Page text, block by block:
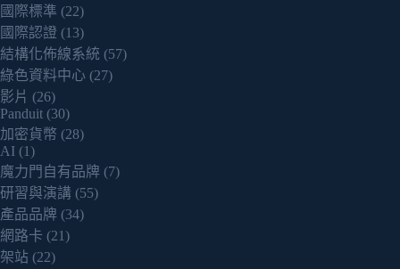
國際標準 (22)
國際認證 (13)
結構化佈線系統 (57)
綠色資料中心 (27)
影片 (26)
Panduit (30)
加密貨幣 (28)
AI (1)
魔力門自有品牌 (7)
研習與演講 (55)
產品品牌 (34)
網路卡 (21)
架站 (22)